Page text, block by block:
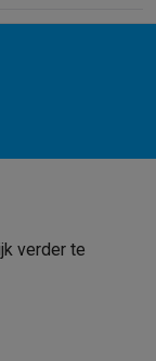
verder te